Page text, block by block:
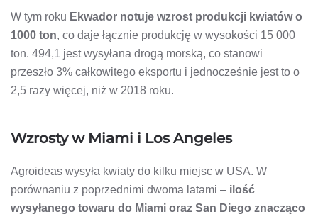
W tym roku Ekwador notuje wzrost produkcji kwiatów o
1000 ton, co daje łącznie produkcję w wysokości 15 000
ton. 494,1 jest wysyłana drogą morską, co stanowi
przeszło 3% całkowitego eksportu i jednocześnie jest to o
2,5 razy więcej, niż w 2018 roku.
Wzrosty w Miami i Los Angeles
Agroideas wysyła kwiaty do kilku miejsc w USA. W
porównaniu z poprzednimi dwoma latami – ilość
wysyłanego towaru do Miami oraz San Diego znacząco